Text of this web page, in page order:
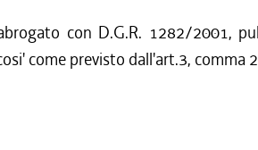
con D.G.R. 1282/2001,
come previsto dall'art.3, comma